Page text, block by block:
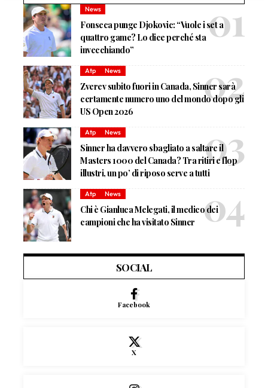
News
Fonseca punge Djokovic: “Vuole i set a
quattro game? Lo dice perché sta
invecchiando”
Atp News
Zverev subito fuori in Canada, Sinner sarà
certamente numero uno del mondo dopo gli
US Open 2026
Atp News
Sinner ha davvero sbagliato a saltare il
Masters 1000 del Canada? Tra ritiri e flop
illustri, un po’ di riposo serve a tutti
Atp News
Chi è Gianluca Melegati, il medico dei
campioni che ha visitato Sinner
SOCIAL
Facebook
X